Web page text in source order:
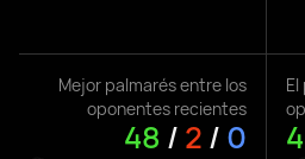
Mejor palmarés entre los
oponentes recientes
48 / 2 / 0